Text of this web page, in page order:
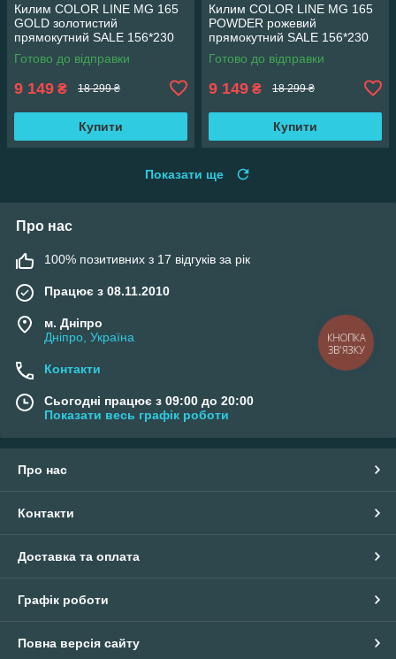
Килим COLOR LINE MG 165
GOLD золотистий
прямокутний SALE 156*230
см
Готово до відправки
9 149 ₴ 18 299 ₴
Купити
Килим COLOR LINE MG 165
POWDER рожевий
прямокутний SALE 156*230
см
Готово до відправки
9 149 ₴ 18 299 ₴
Купити
Показати ще
Про нас
100% позитивних з 17 відгуків за рік
Працює з 08.11.2010
м. Дніпро
Дніпро, Україна
Контакти
Сьогодні працює з 09:00 до 20:00
Показати весь графік роботи
Про нас
Контакти
Доставка та оплата
Графік роботи
Повна версія сайту
КНОПКА
ЗВ'ЯЗКУ